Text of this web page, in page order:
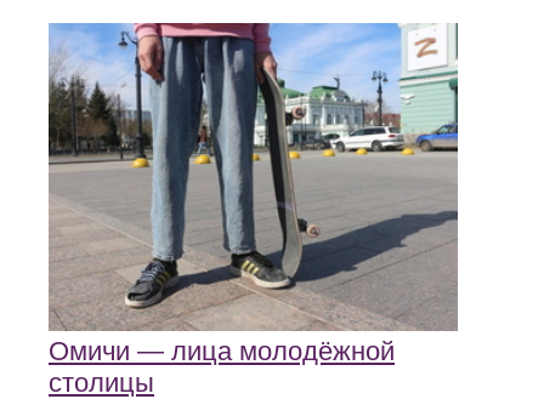
Омичи — лица молодёжной
столицы